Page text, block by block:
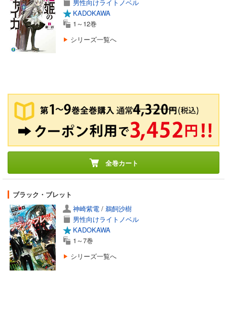
男性向けライトノベル
KADOKAWA
1～12巻
シリーズ一覧へ
全巻カート
ブラック・ブレット
神崎紫電 / 鵜飼沙樹
男性向けライトノベル
KADOKAWA
1～7巻
シリーズ一覧へ